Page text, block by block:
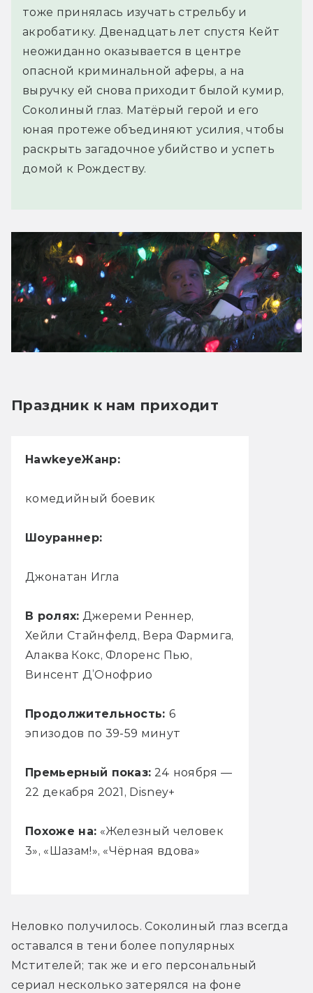
тоже принялась изучать стрельбу и
акробатику. Двенадцать лет спустя Кейт
неожиданно оказывается в центре
опасной криминальной аферы, а на
выручку ей снова приходит былой кумир,
Соколиный глаз. Матёрый герой и его
юная протеже объединяют усилия, чтобы
раскрыть загадочное убийство и успеть
домой к Рождеству.
Праздник к нам приходит
HawkeyeЖанр:
комедийный боевик
Шоураннер:
Джонатан Игла
В ролях: Джереми Реннер,
Хейли Стайнфелд, Вера Фармига,
Алаква Кокс, Флоренс Пью,
Винсент Д’Онофрио
Продолжительность:6
эпизодов по 39-59 минут
Премьерный показ: 24 ноября —
22 декабря 2021, Disney+
Похоже на: «Железный человек
3», «Шазам!», «Чёрная вдова»
Неловко получилось. Соколиный глаз всегда
оставался в тени более популярных
Мстителей; так же и его персональный
сериал несколько затерялся на фоне